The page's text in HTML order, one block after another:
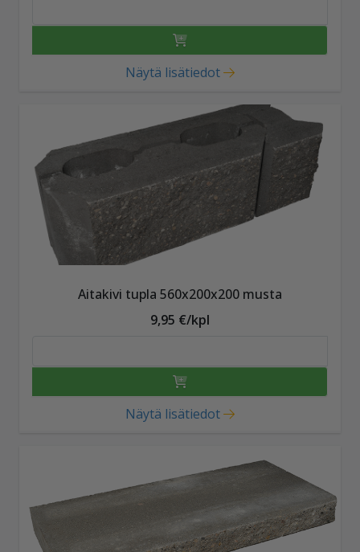
Näytä lisätiedot
Aitakivi tupla 560x200x200 musta
9,95 €/kpl
Näytä lisätiedot